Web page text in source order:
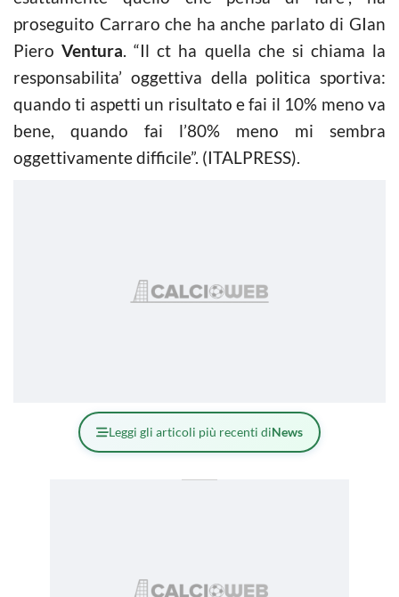
proseguito Carraro che ha anche parlato di GIan
PieroVentura. “Il ct ha quella che si chiama la
responsabilita’ oggettiva della politica sportiva:
quando ti aspetti un risultato e fai il 10% meno va
bene, quando fai l’80% meno mi sembra
oggettivamente difficile”. (ITALPRESS).
Leggi gli articoli più recenti diNews